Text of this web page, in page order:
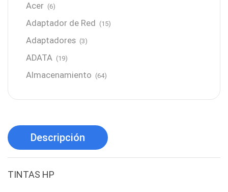
Acer (6)
Adaptador de Red (15)
Adaptadores (3)
ADATA (19)
Almacenamiento (64)
Antivirus (1)
Aro de luz
Audífonos
Descripción
TINTAS HP